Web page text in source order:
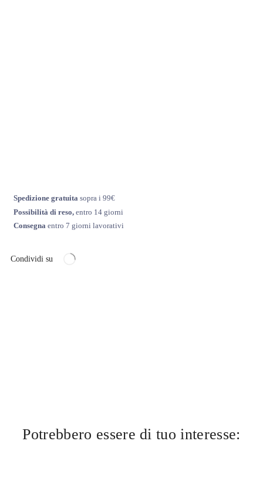
Spedizione gratuita sopra i 99€
Possibilità di reso, entro 14 giorni
Consegna entro 7 giorni lavorativi
Condividi su
Potrebbero essere di tuo interesse: